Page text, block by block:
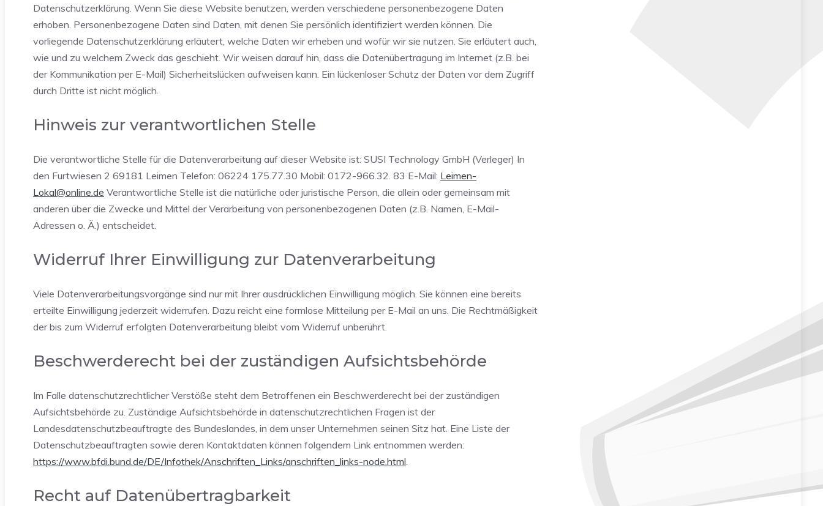
Datenschutzerklärung. Wenn Sie diese Website benutzen, werden verschiedene personenbezogene Daten
erhoben. Personenbezogene Daten sind Daten, mit denen Sie persönlich identifiziert werden können. Die
vorliegende Datenschutzerklärung erläutert, welche Daten wir erheben und wofür wir sie nutzen. Sie erläutert auch,
wie und zu welchem Zweck das geschieht. Wir weisen darauf hin, dass die Datenübertragung im Internet (z.B. bei
der Kommunikation per E-Mail) Sicherheitslücken aufweisen kann. Ein lückenloser Schutz der Daten vor dem Zugriff
durch Dritte ist nicht möglich.
Hinweis zur verantwortlichen Stelle
Die verantwortliche Stelle für die Datenverarbeitung auf dieser Website ist: SUSI Technology GmbH (Verleger) In
den Furtwiesen 2 69181 Leimen Telefon: 06224 175.77.30 Mobil: 0172-966.32. 83 E-Mail: Leimen-
Lokal@online.de Verantwortliche Stelle ist die natürliche oder juristische Person, die allein oder gemeinsam mit
anderen über die Zwecke und Mittel der Verarbeitung von personenbezogenen Daten (z.B. Namen, E-Mail-
Adressen o. Ä.) entscheidet.
Widerruf Ihrer Einwilligung zur Datenverarbeitung
Viele Datenverarbeitungsvorgänge sind nur mit Ihrer ausdrücklichen Einwilligung möglich. Sie können eine bereits
erteilte Einwilligung jederzeit widerrufen. Dazu reicht eine formlose Mitteilung per E-Mail an uns. Die Rechtmäßigkeit
der bis zum Widerruf erfolgten Datenverarbeitung bleibt vom Widerruf unberührt.
Beschwerderecht bei der zuständigen Aufsichtsbehörde
Im Falle datenschutzrechtlicher Verstöße steht dem Betroffenen ein Beschwerderecht bei der zuständigen
Aufsichtsbehörde zu. Zuständige Aufsichtsbehörde in datenschutzrechtlichen Fragen ist der
Landesdatenschutzbeauftragte des Bundeslandes, in dem unser Unternehmen seinen Sitz hat. Eine Liste der
Datenschutzbeauftragten sowie deren Kontaktdaten können folgendem Link entnommen werden:
https://www.bfdi.bund.de/DE/Infothek/Anschriften_Links/anschriften_links-node.html
Recht auf Datenübertragbarkeit